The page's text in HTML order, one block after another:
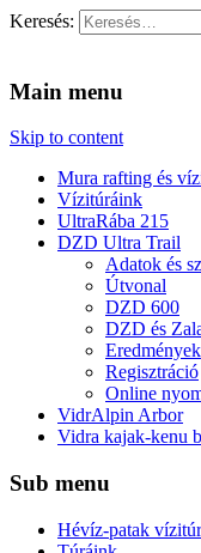
Keresés:
Main menu
Skip to content
Mura rafting és
Vízitúráink
UltraRába 215
DZD Ultra Trail
Adatok és
Útvonal
DZD 600
DZD és
Eredmények
Regisztráció
Online
VidrAlpin Arbor
Vidra kajak-kenu
Sub menu
Hévíz-patak